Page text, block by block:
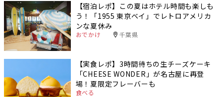
【宿泊レポ】この夏はホテル時間も楽しも
う！「1955 東京ベイ」でレトロアメリカ
ンな夏休み
おでかけ 千葉県
【実食レポ】3時間待ちの生チーズケーキ
「CHEESE WONDER」が名古屋に再登
場！夏限定フレーバーも
食べる